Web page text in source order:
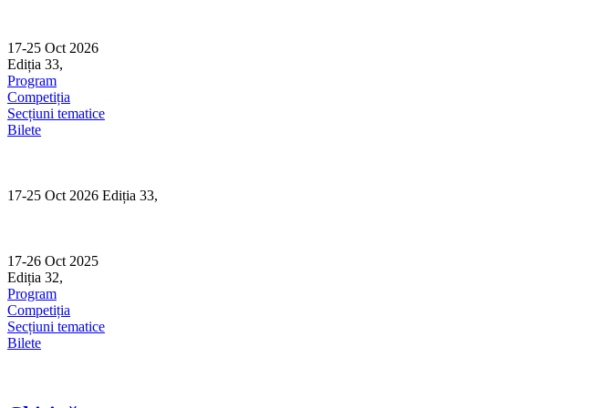
content
17-25 Oct 2026
Ediția 33,
Program
Competiția
Secțiuni tematice
Bilete
17-25 Oct 2026 Ediția 33,
17-26 Oct 2025
Ediția 32,
Program
Competiția
Secțiuni tematice
Bilete